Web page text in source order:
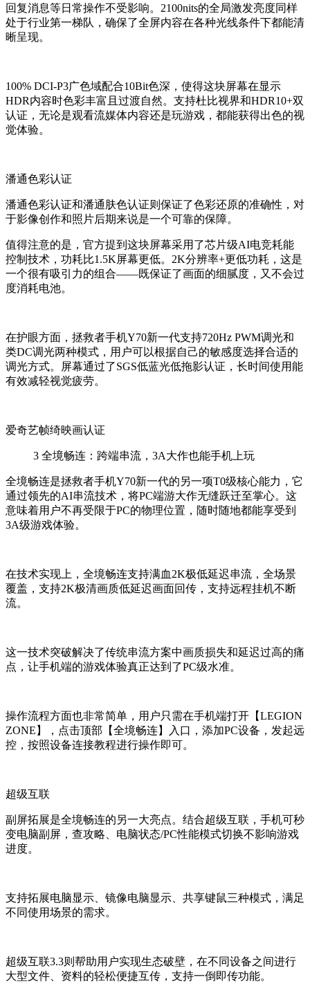
回复消息等日常操作不受影响。2100nits的全局激发亮度同样
处于行业第一梯队，确保了全屏内容在各种光线条件下都能清
晰呈现。
100% DCI-P3广色域配合10Bit色深，使得这块屏幕在显示
HDR内容时色彩丰富且过渡自然。支持杜比视界和HDR10+双
认证，无论是观看流媒体内容还是玩游戏，都能获得出色的视
觉体验。
潘通色彩认证
潘通色彩认证和潘通肤色认证则保证了色彩还原的准确性，对
于影像创作和照片后期来说是一个可靠的保障。
值得注意的是，官方提到这块屏幕采用了芯片级AI电竞耗能
控制技术，功耗比1.5K屏幕更低。2K分辨率+更低功耗，这是
一个很有吸引力的组合——既保证了画面的细腻度，又不会过
度消耗电池。
在护眼方面，拯救者手机Y70新一代支持720Hz PWM调光和
类DC调光两种模式，用户可以根据自己的敏感度选择合适的
调光方式。屏幕通过了SGS低蓝光低拖影认证，长时间使用能
有效减轻视觉疲劳。
爱奇艺帧绮映画认证
3 全境畅连：跨端串流，3A大作也能手机上玩
全境畅连是拯救者手机Y70新一代的另一项T0级核心能力，它
通过领先的AI串流技术，将PC端游大作无缝跃迁至掌心。这
意味着用户不再受限于PC的物理位置，随时随地都能享受到
3A级游戏体验。
在技术实现上，全境畅连支持满血2K极低延迟串流，全场景
覆盖，支持2K极清画质低延迟画面回传，支持远程挂机不断
流。
这一技术突破解决了传统串流方案中画质损失和延迟过高的痛
点，让手机端的游戏体验真正达到了PC级水准。
操作流程方面也非常简单 ，用户只需在手机端打开【LEGION
ZONE】，点击顶部【全境畅连】入口，添加PC设备，发起远
控，按照设备连接教程进行操作即可。
超级互联
副屏拓展是全境畅连的另一大亮点。结合超级互联，手机可秒
变电脑副屏，查攻略、电脑状态/PC性能模式切换不影响游戏
进度。
支持拓展电脑显示、镜像电脑显示、共享键鼠三种模式，满足
不同使用场景的需求。
超级互联3.3则帮助用户实现生态破壁，在不同设备之间进行
大型文件、资料的轻松便捷互传 ， 支持一倒即传功能。